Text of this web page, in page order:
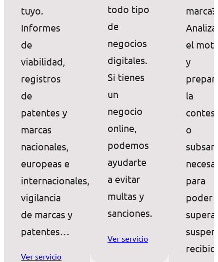
tuyo.
Informes
de
viabilidad,
registros
de
patentes y
marcas
nacionales,
europeas e
internacionales,
vigilancia
de marcas y
patentes…
Ver servicio
todo tipo
de
negocios
digitales.
Si tienes
un
negocio
online,
podemos
ayudarte
a evitar
multas y
sanciones.
Ver servicio
marca?
el
y
la
o
para
poder